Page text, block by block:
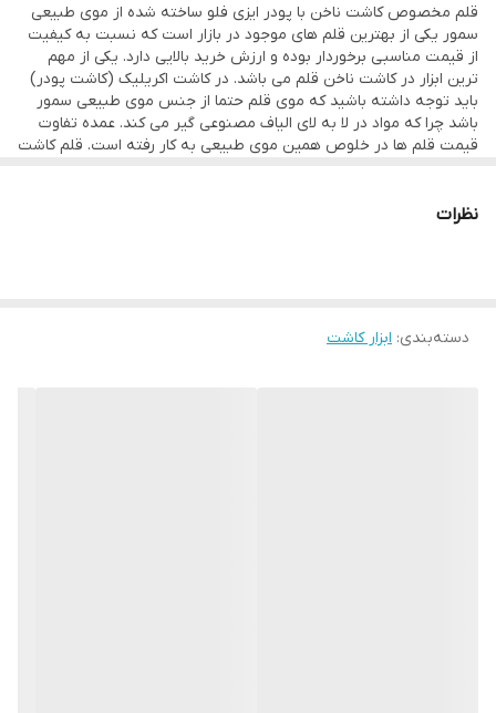
قلم مخصوص کاشت ناخن با پودر ایزی فلو ساخته شده از موی طبیعی
سمور یکی از بهترین قلم های موجود در بازار است که نسبت به کیفیت
از قیمت مناسبی برخوردار بوده و ارزش خرید بالایی دارد. یکی از مهم
ترین ابزار در کاشت ناخن قلم می باشد. در کاشت اکریلیک (کاشت پودر)
باید توجه داشته باشید که موی قلم حتما از جنس موی طبیعی سمور
باشد چرا که مواد در لا به لای الیاف مصنوعی گیر می کند. عمده تفاوت
قیمت قلم ها در خلوص همین موی طبیعی به کار رفته است. قلم کاشت
است.
نظرات
دسته‌بندی: ابزار کاشت